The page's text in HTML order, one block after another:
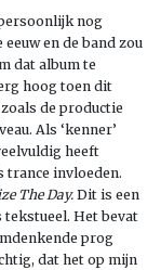
nog
en de band zou
dat album te
hoog toen dit
de productie
Als ‘kenner’
heeft
trance invloeden.
The Day.Dit is een
tekstueel. Het bevat
prog
dat het op mijn